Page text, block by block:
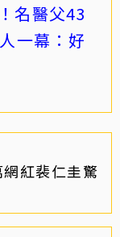
名醫父43
一幕：好
紅裴仁圭驚